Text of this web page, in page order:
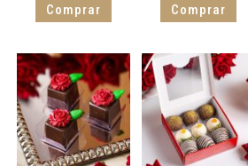
Comprar Comprar